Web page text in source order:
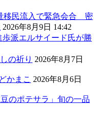
移民流入で緊急会合 密
2026年8月9日 14:42
派エルサイード氏が勝
の祈り 2026年8月7日
かまこ 2026年8月6日
のポテサラ」旬の一品